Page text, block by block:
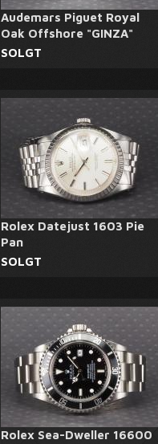
Audemars Piguet Royal
Oak Offshore "GINZA"
SOLGT
Rolex Datejust 1603 Pie
Pan
SOLGT
Rolex Sea-Dweller 16600